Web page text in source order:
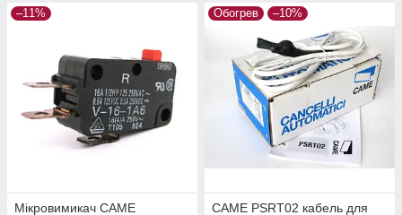
–11%
Мікровимикач CAME
Обогрев –10%
CAME PSRT02 кабель для